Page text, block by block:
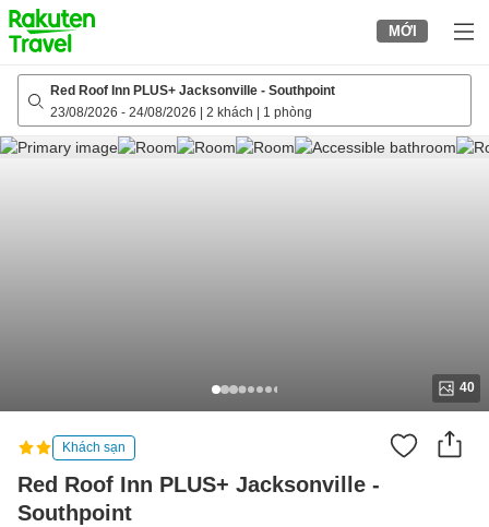
to
top
page
MỚI
Red Roof Inn PLUS+ Jacksonville - Southpoint
23/08/2026 - 24/08/2026 2 khách 1 phòng
40
Khách sạn
Red Roof Inn PLUS+ Jacksonville -
Southpoint